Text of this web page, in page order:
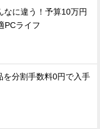
なに違う！予算10万円
PCライフ
を分割手数料0円で入手